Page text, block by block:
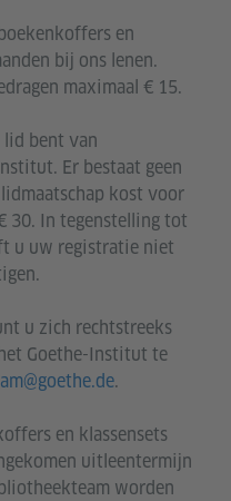
en
bij ons lenen.
maximaal € 15.
bent van
Er bestaat geen
kost voor
30. In tegenstelling tot
u uw registratie niet
u zich rechtstreeks
Goethe-Institut te
.
en klassensets
uitleentermijn
worden